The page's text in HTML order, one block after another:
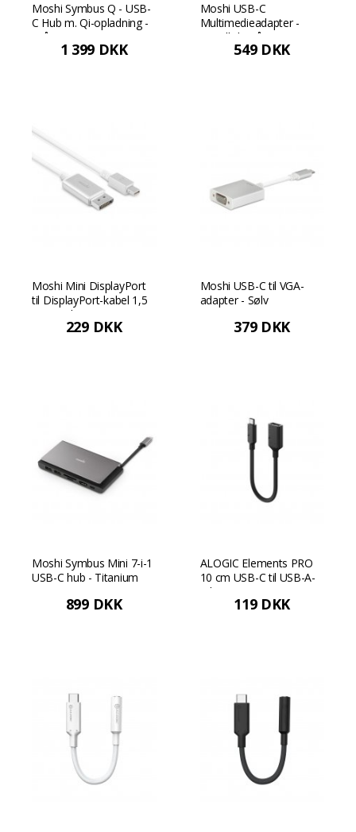
Moshi Symbus Q - USB-
C Hub m. Qi-opladning -
Grå
1 399 DKK
Moshi USB-C
Multimedieadapter -
Metallisk grå
549 DKK
Moshi Mini DisplayPort
til DisplayPort-kabel 1,5
m - Hvid
229 DKK
Moshi USB-C til VGA-
adapter - Sølv
379 DKK
Moshi Symbus Mini 7-i-1
USB-C hub - Titanium
899 DKK
ALOGIC Elements PRO
10 cm USB-C til USB-A-
adapter - Sort
119 DKK